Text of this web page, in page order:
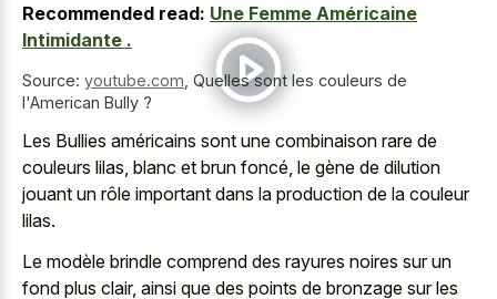
Recommended read: Une Femme Américaine
Intimidante .
Source: youtube.com Quelles sont les couleurs de
l'American Bully ?
Les Bullies américains sont une combinaison rare de
couleurs lilas, blanc et brun foncé, le gène de dilution
jouant un rôle important dans la production de la couleur
lilas.
Le modèle brindle comprend des rayures noires sur un
fond plus clair, ainsi que des points de bronzage sur les